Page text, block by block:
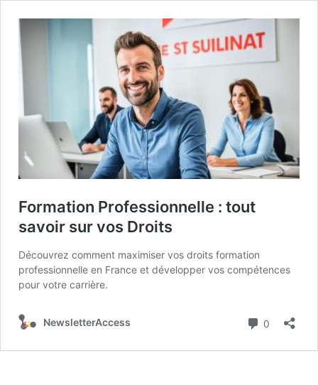
Formation Professionnelle : tout
savoir sur vos Droits
Découvrez comment maximiser vos droits formation
professionnelle en France et développer vos compétences
pour votre carrière.
NewsletterAccess 0